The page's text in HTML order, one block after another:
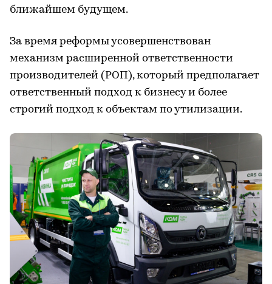
ближайшем будущем.
За время реформы усовершенствован
механизм расширенной ответственности
производителей (РОП), который предполагает
ответственный подход к бизнесу и более
строгий подход к объектам по утилизации.